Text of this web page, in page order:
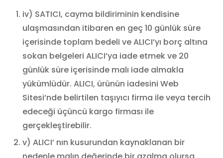
iv) SATICI, cayma bildiriminin kendisine
ulaşmasından itibaren en geç 10 günlük süre
içerisinde toplam bedeli ve ALICI’yı borç altına
sokan belgeleri ALICI’ya iade etmek ve 20
günlük süre içerisinde malı iade almakla
yükümlüdür. ALICI, ürünün iadesini Web
Sitesi’nde belirtilen taşıyıcı firma ile veya tercih
edeceği üçüncü kargo firması ile
gerçekleştirebilir.
v) ALICI’ nın kusurundan kaynaklanan bir